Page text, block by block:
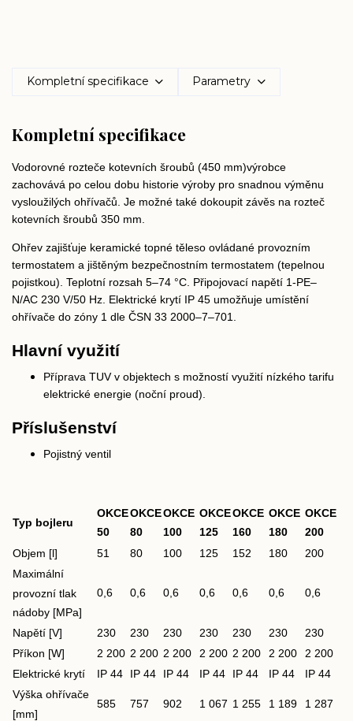
Kompletní specifikace Parametry
Kompletní specifikace
Vodorovné rozteče kotevních šroubů (450 mm)výrobce
zachovává po celou dobu historie výroby pro snadnou výměnu
vysloužilých ohřívačů. Je možné také dokoupit závěs na rozteč
kotevních šroubů 350 mm.
Ohřev zajišťuje keramické topné těleso ovládané provozním
termostatem a jištěným bezpečnostním termostatem (tepelnou
pojistkou). Teplotní rozsah 5–74 °C. Připojovací napětí 1-PE–
N/AC 230 V/50 Hz. Elektrické krytí IP 45 umožňuje umístění
ohřívače do zóny 1 dle ČSN 33 2000–7–701.
Hlavní využití
Příprava TUV v objektech s možností využití nízkého tarifu
elektrické energie (noční proud).
Příslušenství
Pojistný ventil
Typ bojleru
OKCE
50
OKCE
80
OKCE
100
OKCE
125
OKCE
160
OKCE
180
OKCE
200
Objem [l]
51 80 100 125 152 180
200
Maximální
provozní tlak
nádoby [MPa]
0,6 0,6 0,6 0,6 0,6 0,6 0,6
Napětí [V] 230 230 230 230 230 230
230
Příkon [W]
2 200 2 200 2 200 2 200 2 200 2 200
2 200
Elektrické krytí
IP 44 IP 44 IP 44 IP 44 IP 44 IP 44
IP 44
Výška ohřívače
[mm]
585 757 902 1 067 1 255 1 189 1 287